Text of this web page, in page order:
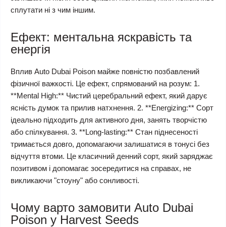
сплутати ні з чим іншим.
Ефект: ментальна яскравість та
енергія
Вплив Auto Dubai Poison майже повністю позбавлений
фізичної важкості. Це ефект, спрямований на розум: 1.
**Mental High:** Чистий церебральний ефект, який дарує
ясність думок та прилив натхнення. 2. **Energizing:** Сорт
ідеально підходить для активного дня, занять творчістю
або спілкування. 3. **Long-lasting:** Стан піднесеності
тримається довго, допомагаючи залишатися в тонусі без
відчуття втоми. Це класичний денний сорт, який заряджає
позитивом і допомагає зосередитися на справах, не
викликаючи "стоуну" або сонливості.
Чому варто замовити Auto Dubai
Poison у Harvest Seeds